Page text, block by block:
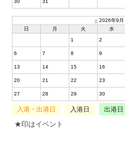
30 31
« 2026年9月
日
月 火 水
1
2
6 7 8 9
13 14 15 16
20 21 22 23
27 28 29 30
入港・出港日 入港日 出港日
★印はイベント